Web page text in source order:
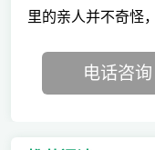
里的亲人并不奇怪
电话咨询